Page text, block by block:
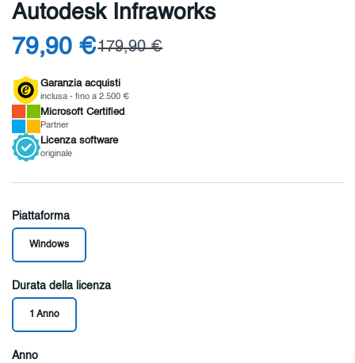
Autodesk Infraworks
79,90 €179,90 €
Garanzia acquisti
inclusa - fino a 2.500 €
Microsoft Certified
Partner
Licenza software
originale
Piattaforma
Windows
Durata della licenza
1 Anno
Anno